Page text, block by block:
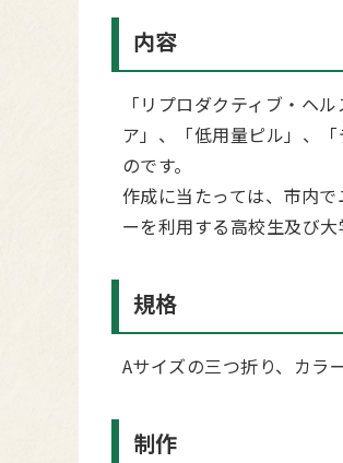
内容
「リプロダクティブ・ヘ
ア」、「低用量ピル」、
のです。
作成に当たっては、市内
ーを利用する高校生及び
規格
Aサイズの三つ折り、カラ
制作